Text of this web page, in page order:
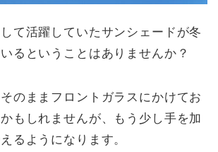
て活躍していたサンシェードが冬
るということはありませんか？
のままフロントガラスにかけてお
もしれませんが、もう少し手を加
るようになります。